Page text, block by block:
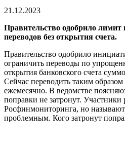
21.12.2023
Правительство одобрило лимит
переводов без открытия счета.
Правительство одобрило
ограничить переводы по
открытия банковского счета
Сейчас переводить таким
ежемесячно. В ведомстве
поправки не затронут.
Росфинмониторинга, но
проблемным. Кого затронут